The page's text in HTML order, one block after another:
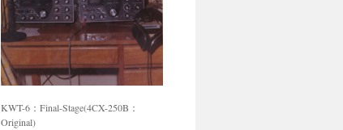
KWT-6：Final-Stage(4CX-250B：
Original)